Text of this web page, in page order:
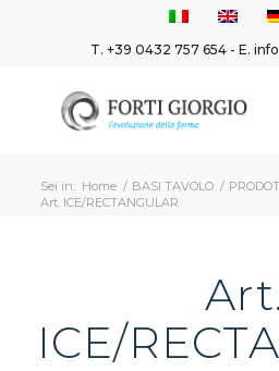
T.+39 0432 757 654 - E.
Sei in: Home / BASI TAVOLO /
Art. ICE/RECTANGULAR
Art.
ICE/